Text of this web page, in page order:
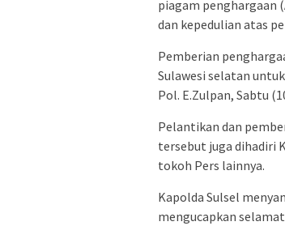
piagam penghargaan
dan kepedulian atas
Pemberian
Sulawesi selatan
Pol. E.Zulpan, Sabtu
Pelantikan dan
tersebut juga dihadiri
tokoh Pers lainnya.
Kapolda Sulsel
mengucapkan